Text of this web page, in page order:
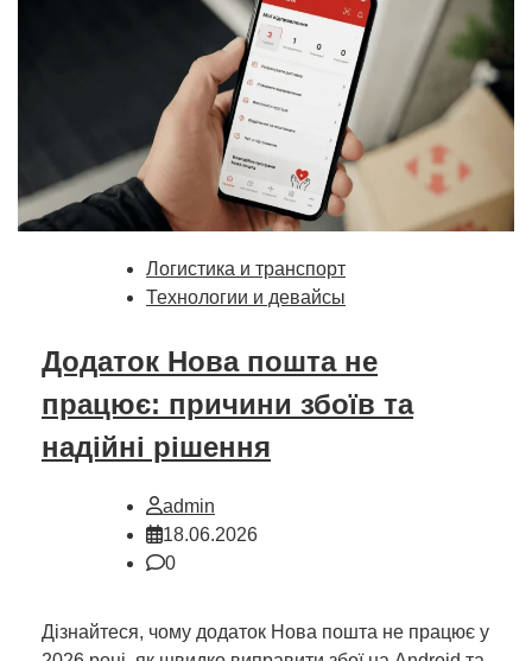
Логистика и транспорт
Технологии и девайсы
Додаток Нова пошта не
працює: причини збоїв та
надійні рішення
admin
18.06.2026
0
Дізнайтеся, чому додаток Нова пошта не працює у